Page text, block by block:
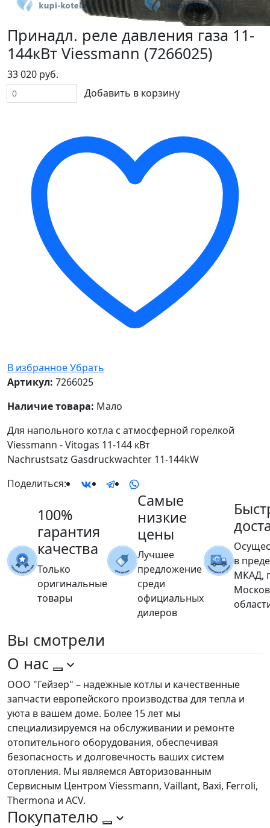
Принадл. реле давления газа 11-
144кВт Viessmann (7266025)
33 020 руб.
Добавить в корзину
В избранноеУбрать
Артикул: 7266025
Наличие товара: Мало
Для напольного котла с атмосферной горелкой
Viessmann - Vitogas 11-144 кВт
Nachrustsatz Gasdruckwachter 11-144kW
Поделиться:
100%
гарантия
качества
Только
оригинальные
товары
Самые
низкие
цены
Лучшее
предложение
среди
официальных
дилеров
в
МКАД,
Вы смотрели
О нас
ООО "Гейзер" – надежные котлы и качественные
запчасти европейского производства для тепла и
уюта в вашем доме. Более 15 лет мы
специализируемся на обслуживании и ремонте
отопительного оборудования, обеспечивая
безопасность и долговечность ваших систем
отопления. Мы являемся Авторизованным
Сервисным Центром Viessmann, Vaillant, Baxi, Ferroli,
Thermona и ACV.
Покупателю